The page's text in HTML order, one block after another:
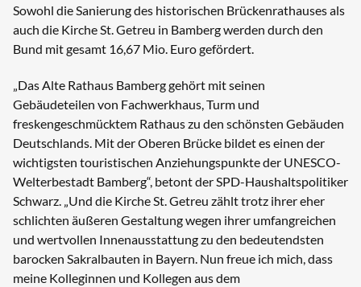
Sowohl die Sanierung des historischen Brückenrathauses als
auch die Kirche St. Getreu in Bamberg werden durch den
Bund mit gesamt 16,67 Mio. Euro gefördert.
„Das Alte Rathaus Bamberg gehört mit seinen
Gebäudeteilen von Fachwerkhaus, Turm und
freskengeschmücktem Rathaus zu den schönsten Gebäuden
Deutschlands. Mit der Oberen Brücke bildet es einen der
wichtigsten touristischen Anziehungspunkte der UNESCO-
Welterbestadt Bamberg“, betont der SPD-Haushaltspolitiker
Schwarz. „Und die Kirche St. Getreu zählt trotz ihrer eher
schlichten äußeren Gestaltung wegen ihrer umfangreichen
und wertvollen Innenausstattung zu den bedeutendsten
barocken Sakralbauten in Bayern. Nun freue ich mich, dass
meine Kolleginnen und Kollegen aus dem